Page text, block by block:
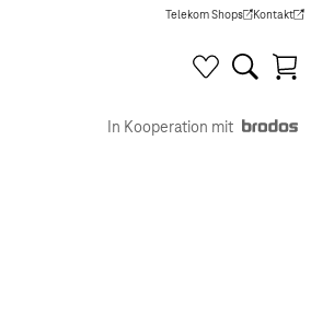
Telekom Shops
(Wird in einem neuen Tab
Kontakt
(Wird in
In Kooperation mit